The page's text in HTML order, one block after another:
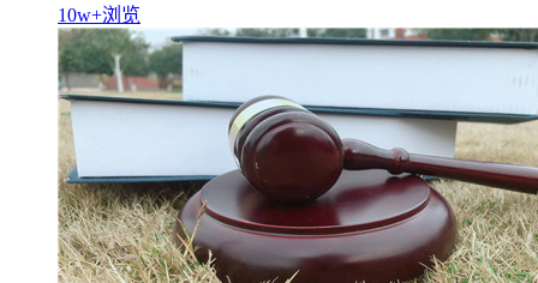
10w+浏览